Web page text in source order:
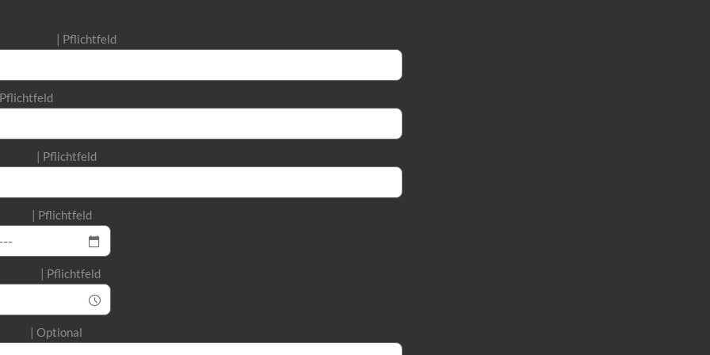
Pflichtfeld
Pflichtfeld
Pflichtfeld
Pflichtfeld
Pflichtfeld
Optional